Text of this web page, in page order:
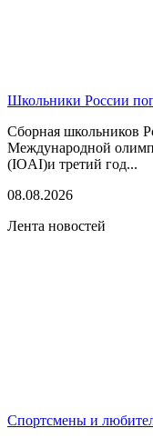
Школьники России
Сборная школьников
Международной
(IOAI)и третий год...
08.08.2026
Лента новостей
Спортсмены и